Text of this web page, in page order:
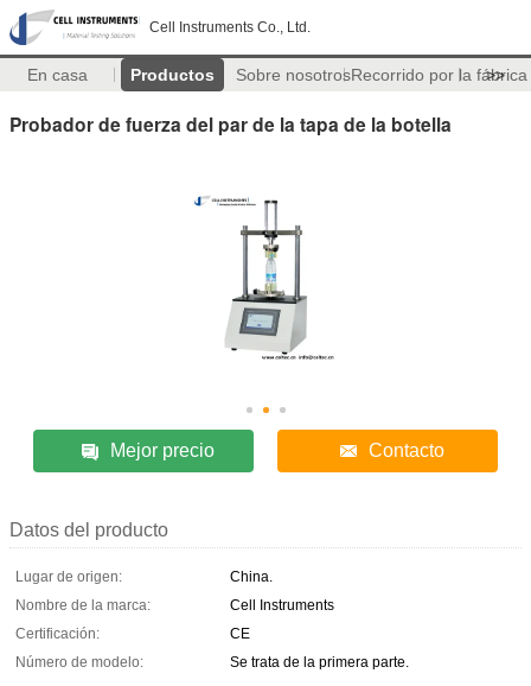
Cell Instruments Co., Ltd.
En casa Productos Sobre nosotrosRecorrido por la fábrica
>>
Probador de fuerza del par de la tapa de la botella
Mejor precio Contacto
Datos del producto
Lugar de origen:
China.
Nombre de la marca:
Cell Instruments
Certificación:
CE
Número de modelo:
Se trata de la primera parte.